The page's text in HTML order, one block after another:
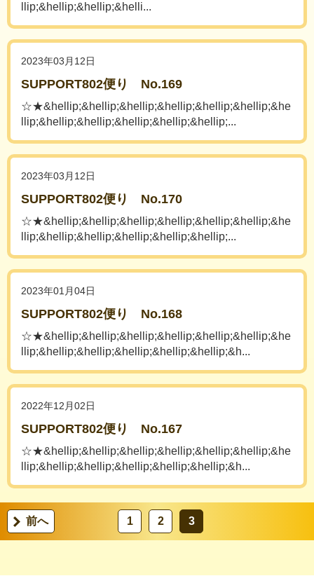
llip;&hellip;&hellip;&helli...
2023年03月12日
SUPPORT802便り No.169
☆★&hellip;&hellip;&hellip;&hellip;&hellip;&hellip;&he
llip;&hellip;&hellip;&hellip;&hellip;&hellip;...
2023年03月12日
SUPPORT802便り No.170
☆★&hellip;&hellip;&hellip;&hellip;&hellip;&hellip;&he
llip;&hellip;&hellip;&hellip;&hellip;&hellip;...
2023年01月04日
SUPPORT802便り No.168
☆★&hellip;&hellip;&hellip;&hellip;&hellip;&hellip;&he
llip;&hellip;&hellip;&hellip;&hellip;&hellip;&h...
2022年12月02日
SUPPORT802便り No.167
☆★&hellip;&hellip;&hellip;&hellip;&hellip;&hellip;&he
llip;&hellip;&hellip;&hellip;&hellip;&hellip;&h...
前へ 1 2 3